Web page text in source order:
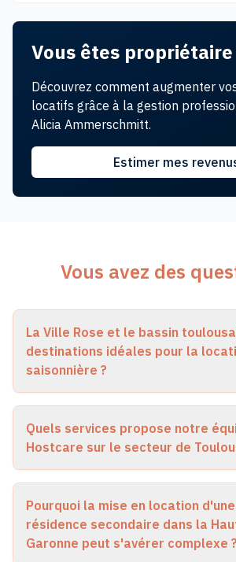
Vous êtes propriétaire
Découvrez comment augmenter
locatifs grâce à la gestion
Alicia Ammerschmitt.
Estimer mes
Vous avez des
La Ville Rose et le bassin
destinations idéales pour la
saisonnière ?
Quels services propose notre
Hostcare sur le secteur de
Pourquoi la mise en location d'une
résidence secondaire dans la
Garonne peut s'avérer complexe ?